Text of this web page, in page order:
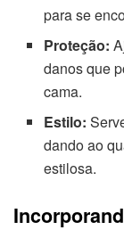
para se
Proteção:
danos que
cama.
Estilo:
dando ao
estilosa.